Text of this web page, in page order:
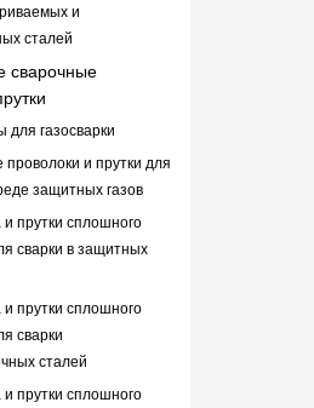
и
сталей
сварочные
газосварки
и прутки для
защитных газов
прутки сплошного
сварки в защитных
прутки сплошного
сварки
сталей
прутки сплошного